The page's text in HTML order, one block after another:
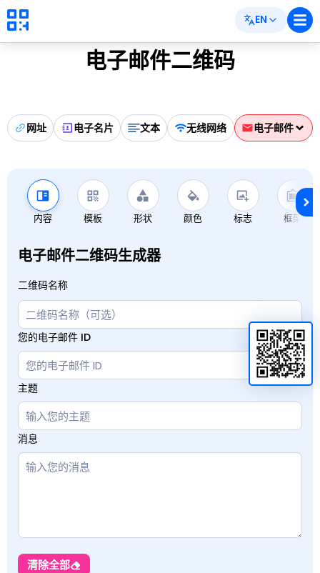
EN
电子邮件二维码
网址 电子名片 文本 无线网络 电子邮件
内容 模板 形状 颜色 标志 框架
电子邮件二维码生成器
二维码名称
您的电子邮件 ID
主题
消息
清除全部